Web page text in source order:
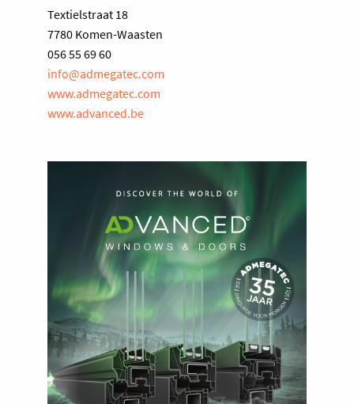
Textielstraat 18
7780 Komen-Waasten
056 55 69 60
info@admegatec.com
www.admegatec.com
www.advanced.be